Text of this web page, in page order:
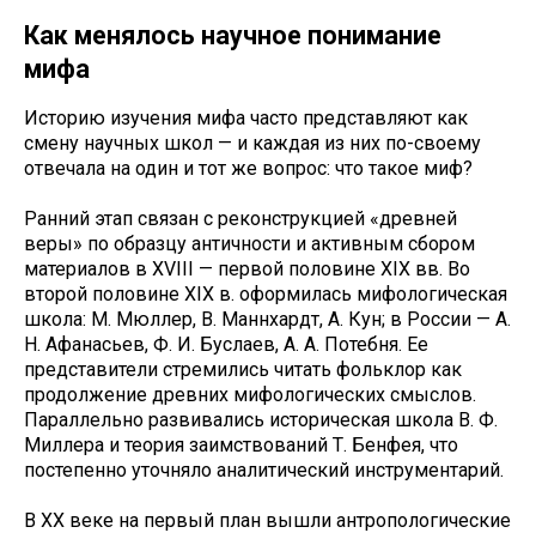
Как менялось научное понимание
мифа
Историю изучения мифа часто представляют как
смену научных школ — и каждая из них по-своему
отвечала на один и тот же вопрос: что такое миф?
Ранний этап связан с реконструкцией «древней
веры» по образцу античности и активным сбором
материалов в XVIII — первой половине XIX вв. Во
второй половине XIX в. оформилась мифологическая
школа: М. Мюллер, В. Маннхардт, А. Кун; в России — А.
Н. Афанасьев, Ф. И. Буслаев, А. А. Потебня. Ее
представители стремились читать фольклор как
продолжение древних мифологических смыслов.
Параллельно развивались историческая школа В. Ф.
Миллера и теория заимствований Т. Бенфея, что
постепенно уточняло аналитический инструментарий.
В XX веке на первый план вышли антропологические